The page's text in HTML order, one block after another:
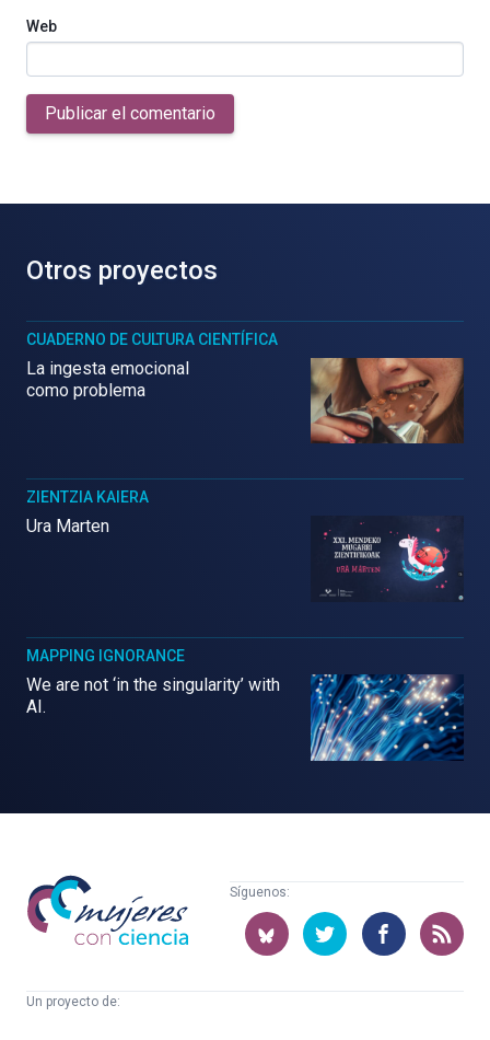
Web
Publicar el comentario
Otros proyectos
CUADERNO DE CULTURA CIENTÍFICA
La ingesta emocional
como problema
ZIENTZIA KAIERA
Ura Marten
MAPPING IGNORANCE
We are not ‘in the singularity’ with
AI.
Mujeres
con
ciencia
Síguenos:
Un proyecto de: